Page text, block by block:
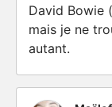
David Bowie
mais je ne
autant.